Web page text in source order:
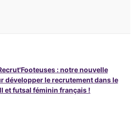
: notre nouvelle
développer le recrutement dans le
et futsal féminin français !